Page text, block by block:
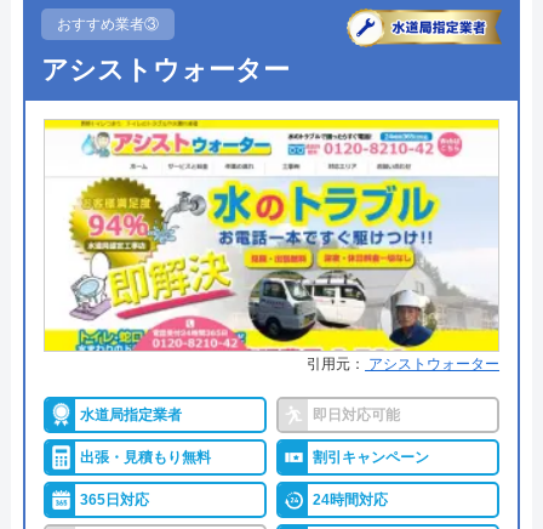
公式サイトを見る
0120-091-026
受付時間 24時間
イースマイルの基本情報
運営会社 株式会社イースマイル
代表者 島村禮孝
創業・設立 1992年6月1日創立
所在地
〒542-0066
大阪府大阪市中央区瓦屋町3丁目7-3 イ
ースマイルビル
対応エリア 39都道府県
●受付時間
●定休日 年中無休
●出張見積もり 出張・見積もり無料
●支払い方法
現金、クレジットカード、コンビ
ニ後払い、QRコード決済
●累計実績
提携先は大手企業との法人契約多
数
●保証・保険
商品保証最長10年・施工保証最長5
年
詳細は公式HPでご確認ください
ハウスラボホームがおすすめの理由
ハウスラボホームは全国各地に拠点を構えている水
おすすめ業者③
アシストウォーター
引用元： アシストウォーター
水道局指定業者 即日対応可能
出張・見積もり無料 割引キャンペーン
365日対応 24時間対応